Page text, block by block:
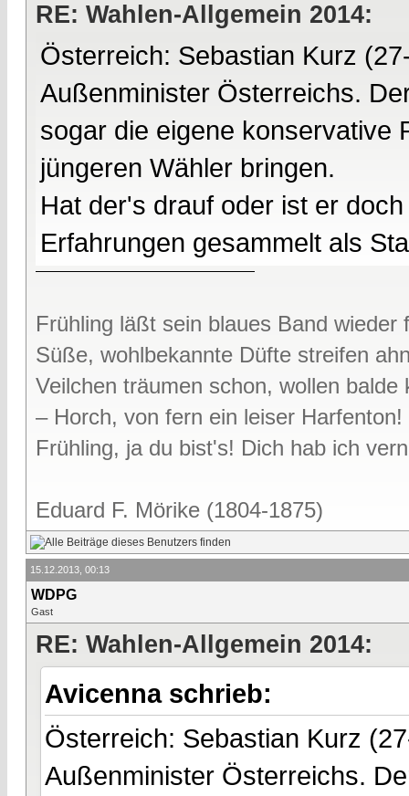
RE: Wahlen-Allgemein 2014:
Österreich: Sebastian Kurz
Außenminister Österreichs.
sogar die eigene konservative
jüngeren Wähler bringen.
Hat der's drauf oder ist er
Erfahrungen gesammelt als
Frühling läßt sein blaues Band wieder
Süße, wohlbekannte Düfte streifen
Veilchen träumen schon, wollen balde
– Horch, von fern ein leiser Harfenton!
Frühling, ja du bist's! Dich hab ich
Eduard F. Mörike (1804-1875)
15.12.2013, 00:13
WDPG
Gast
RE: Wahlen-Allgemein 2014:
Avicenna schrieb:
Österreich: Sebastian Kurz
Außenminister Österreichs.